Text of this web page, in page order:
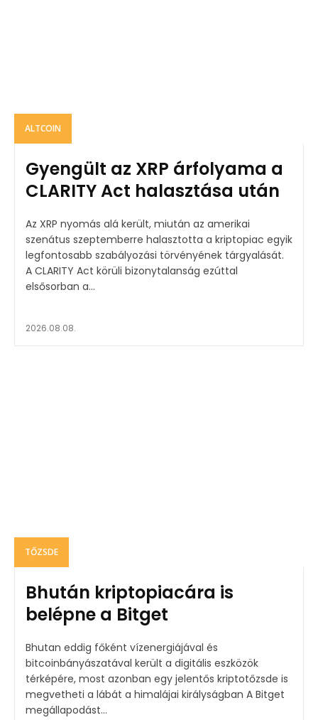
ALTCOIN
Gyengült az XRP árfolyama a
CLARITY Act halasztása után
Az XRP nyomás alá került, miután az amerikai
szenátus szeptemberre halasztotta a kriptopiac egyik
legfontosabb szabályozási törvényének tárgyalását.
A CLARITY Act körüli bizonytalanság ezúttal
elsősorban a...
2026.08.08.
TŐZSDE
Bhután kriptopiacára is
belépne a Bitget
Bhutan eddig főként vízenergiájával és
bitcoinbányászatával került a digitális eszközök
térképére, most azonban egy jelentős kriptotőzsde is
megvetheti a lábát a himalájai királyságban A Bitget
megállapodást...